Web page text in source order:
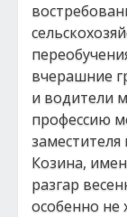
вчерашние
и водители
профессию
Козина,
разгар
особенно не